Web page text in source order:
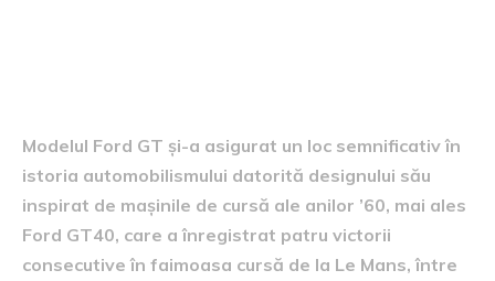
Modelul Ford GT și-a asigurat un loc semnificativ în
istoria automobilismului datorită designului său
inspirat de mașinile de cursă ale anilor ’60, mai ales
Ford GT40, care a înregistrat patru victorii
consecutive în faimoasa cursă de la Le Mans, între